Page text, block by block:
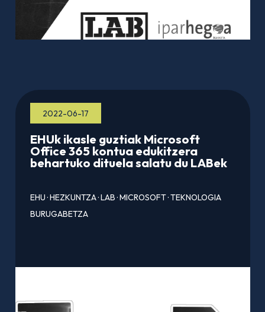
2022-06-17
EHUk ikasle guztiak Microsoft
Office 365 kontua edukitzera
behartuko dituela salatu du LABek
EHU·HEZKUNTZA·LAB·MICROSOFT·TEKNOLOGIA
BURUGABETZA